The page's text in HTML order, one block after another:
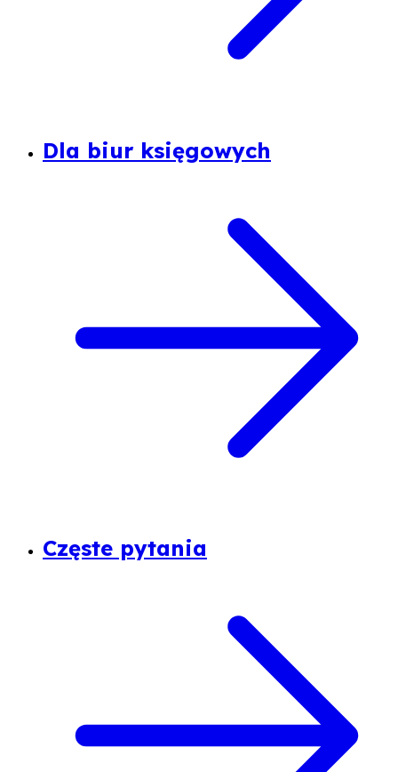
Dla biur księgowych
Częste pytania